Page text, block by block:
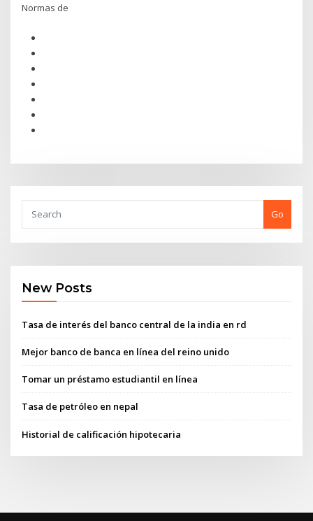
Normas de
Go
New Posts
Tasa de interés del banco central de la india en rd
Mejor banco de banca en línea del reino unido
Tomar un préstamo estudiantil en línea
Tasa de petróleo en nepal
Historial de calificación hipotecaria